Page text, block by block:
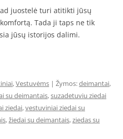
juostelė turi atitikti jūsų
Tada ji taps ne tik
jūsų istorijos dalimi.
,Vestuvėms | Žymos:deimantai,
su deimantais,suzadetuviu ziedai
ziedai,vestuviniai ziedai su
,žiedai su deimantais,ziedas su